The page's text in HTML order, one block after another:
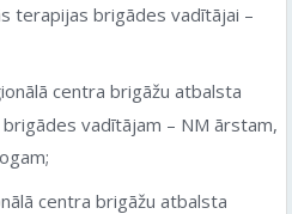
terapijas brigādes vadītājai –
centra brigāžu atbalsta
vadītājam – NM ārstam,
centra brigāžu atbalsta